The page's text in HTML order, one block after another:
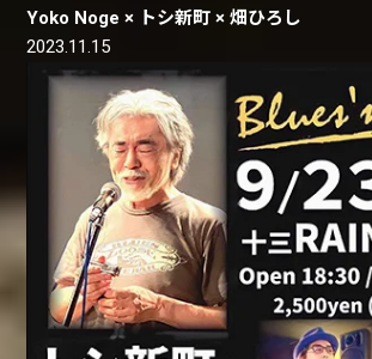
Yoko Noge × トシ新町 × 畑ひろし
2023.11.15